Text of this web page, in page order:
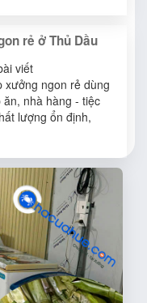
rẻ ở Thủ Dầu
viết
xưởng ngon rẻ dùng
nhà hàng - tiệc
lượng ổn định,